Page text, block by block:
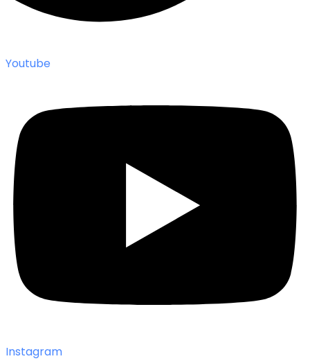
Youtube
Instagram